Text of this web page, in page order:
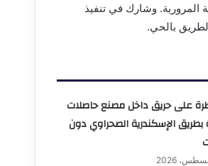
المرورية. وشارك في تنفيذ
بالحي.
على حريق داخل مصنع حاصلات
بطريق الإسكندرية الصحراوي دون